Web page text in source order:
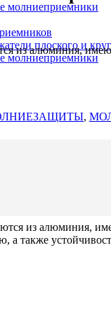
молниеприемники
плоского и
молниеприемники
из алюминия,
,
из алюминия,
а также